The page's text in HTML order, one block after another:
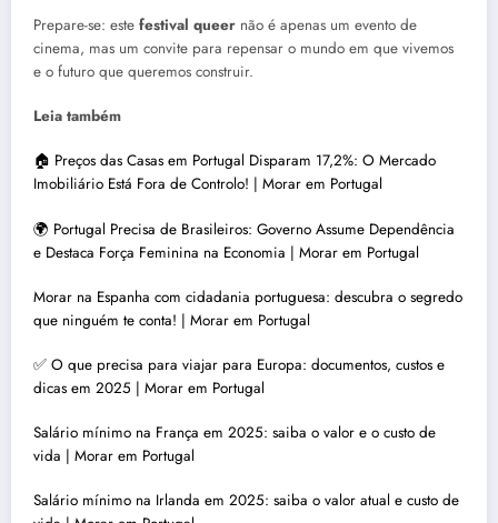
Prepare-se: este festival queer não é apenas um evento de
cinema, mas um convite para repensar o mundo em que vivemos
e o futuro que queremos construir.
Leia também
🏠 Preços das Casas em Portugal Disparam 17,2%: O Mercado
Imobiliário Está Fora de Controlo! | Morar em Portugal
🌍 Portugal Precisa de Brasileiros: Governo Assume Dependência
e Destaca Força Feminina na Economia | Morar em Portugal
Morar na Espanha com cidadania portuguesa: descubra o segredo
que ninguém te conta! | Morar em Portugal
✅ O que precisa para viajar para Europa: documentos, custos e
dicas em 2025 | Morar em Portugal
Salário mínimo na França em 2025: saiba o valor e o custo de
vida | Morar em Portugal
Salário mínimo na Irlanda em 2025: saiba o valor atual e custo de